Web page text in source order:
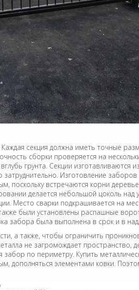
Каждая секция должна иметь точные
сборки проверяется на
грунта. Секции
Изготовление заборов
поскольку встречаются корни
делается небольшой цоколь
Место сварки подкрашивается на
были установлены распашные
забора была выполнена в срок и в
а также, чтобы ограничить
не загромождает
по периметру. Купить
элементами ковки.